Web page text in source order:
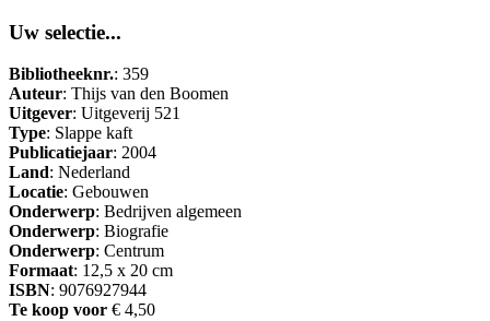
Uw selectie...
Bibliotheeknr.: 359
Auteur: Thijs van den Boomen
Uitgever: Uitgeverij 521
Type: Slappe kaft
Publicatiejaar: 2004
Land: Nederland
Locatie: Gebouwen
Onderwerp: Bedrijven algemeen
Onderwerp: Biografie
Onderwerp: Centrum
Formaat: 12,5 x 20 cm
ISBN: 9076927944
Te koop voor € 4,50